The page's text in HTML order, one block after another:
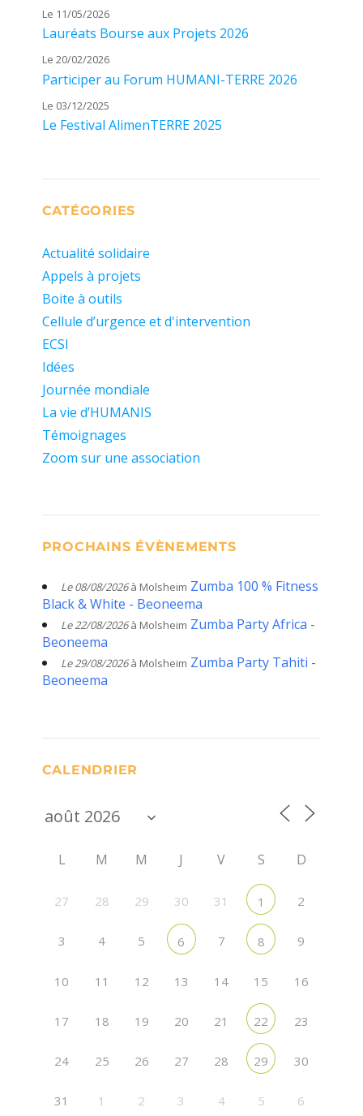
Le 11/05/2026
Lauréats Bourse aux Projets 2026
Le 20/02/2026
Participer au Forum HUMANI-TERRE 2026
Le 03/12/2025
Le Festival AlimenTERRE 2025
CATÉGORIES
Actualité solidaire
Appels à projets
Boite à outils
Cellule d’urgence et d'intervention
ECSI
Idées
Journée mondiale
La vie d’HUMANIS
Témoignages
Zoom sur une association
PROCHAINS ÉVÈNEMENTS
Le 08/08/2026à Molsheim Zumba 100 % Fitness
Black & White - Beoneema
Le 22/08/2026à Molsheim Zumba Party Africa -
Beoneema
Le 29/08/2026à Molsheim Zumba Party Tahiti -
Beoneema
CALENDRIER
L M M J V S D
27 28 29 30 31 1 2
3 4 5 6 7 8 9
10 11 12 13 14 15 16
17 18 19 20 21 22 23
24 25 26 27 28 29 30
31 1 2 3 4 5 6